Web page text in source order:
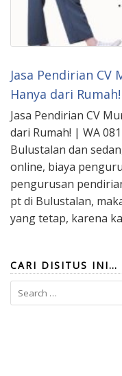
Jasa Pendirian
Hanya dari Rumah!
Jasa Pendirian CV
dari Rumah! | WA
Bulustalan dan
online, biaya
pengurusan
pt di Bulustalan,
yang tetap, karena
CARI DISITUS INI…
Search
for: